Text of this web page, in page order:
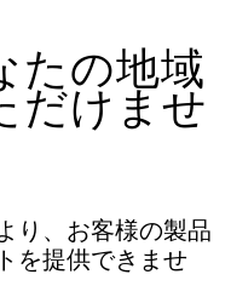
たの地域
だけませ
り、お客様の製品
を提供できませ